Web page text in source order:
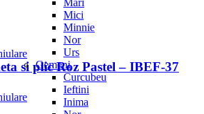
Mici
Minnie
Nor
Urs
Gemeni
Curcubeu
Ieftini
Inima
si plic Roz Pastel – IBEF-37